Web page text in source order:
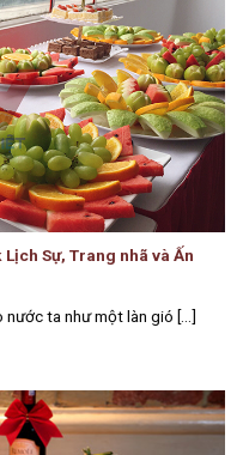
Sự, Trang nhã và Ấn
nước ta như một làn gió [...]